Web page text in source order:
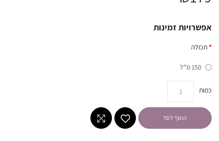
זמינות
תכולה
150 מ"ל
הוסף לסל